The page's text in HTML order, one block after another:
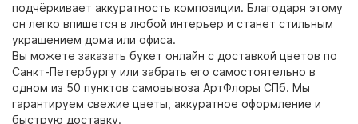
подчёркивает аккуратность композиции. Благодаря этому
он легко впишется в любой интерьер и станет стильным
украшением дома или офиса.
Вы можете заказать букет онлайн с доставкой цветов по
Санкт-Петербургу или забрать его самостоятельно в
одном из 50 пунктов самовывоза АртФлоры СПб. Мы
гарантируем свежие цветы, аккуратное оформление и
быструю доставку.